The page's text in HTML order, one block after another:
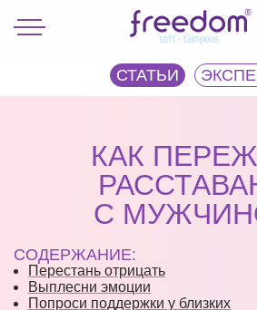
СТАТЬИ
КАК
С
СОДЕРЖАНИЕ:
Перестань отрицать
Выплесни эмоции
Попроси поддержки у близких